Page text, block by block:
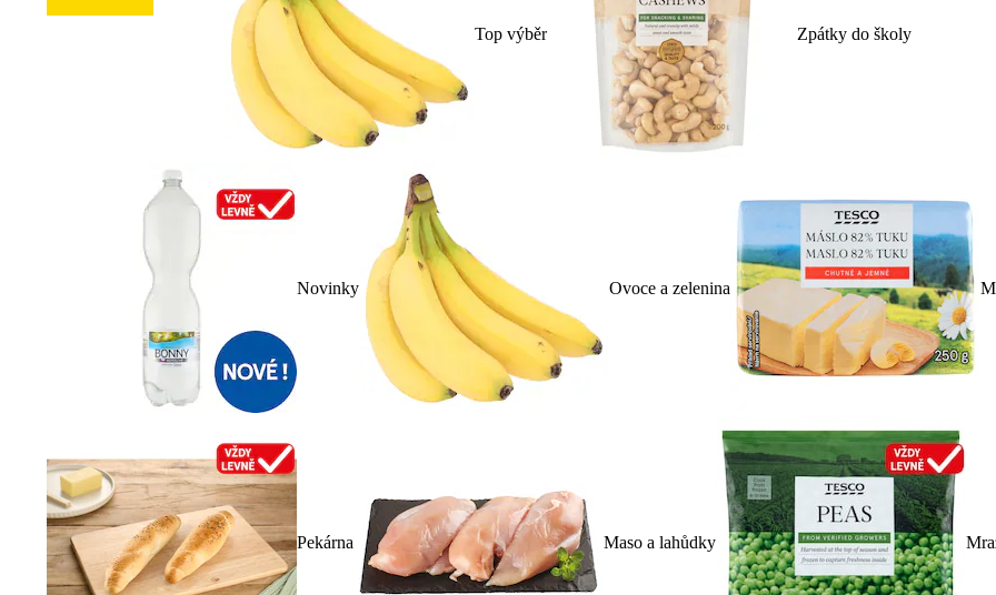
Top výběr Zpátky do školy
Novinky Ovoce a zelenina
Pekárna Maso a lahůdky